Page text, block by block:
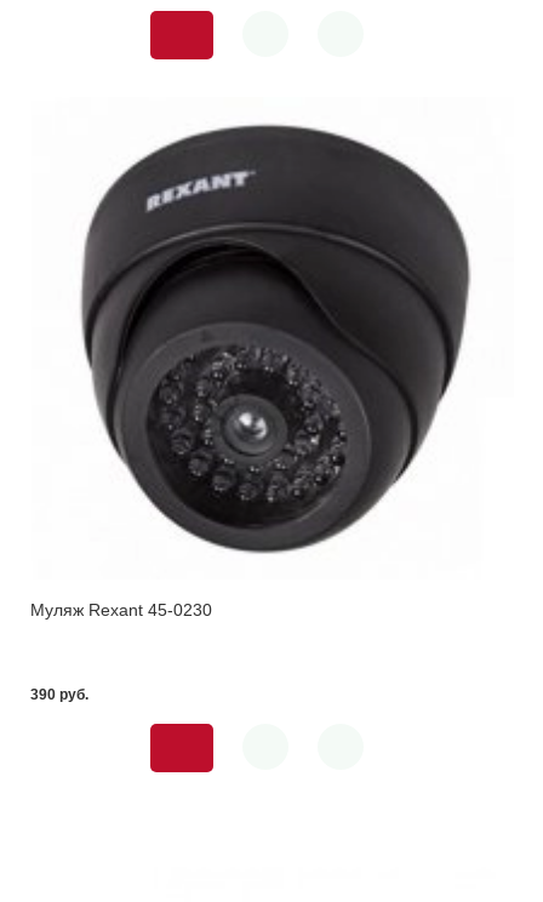
Муляж Rexant 45-0230
390 pуб.